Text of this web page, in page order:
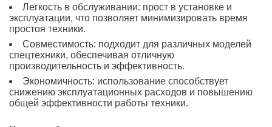
Легкость в обслуживании: прост в установке и
эксплуатации, что позволяет минимизировать время
простоя техники.
Совместимость: подходит для различных моделей
спецтехники, обеспечивая отличную
производительность и эффективность.
Экономичность: использование способствует
снижению эксплуатационных расходов и повышению
общей эффективности работы техники.